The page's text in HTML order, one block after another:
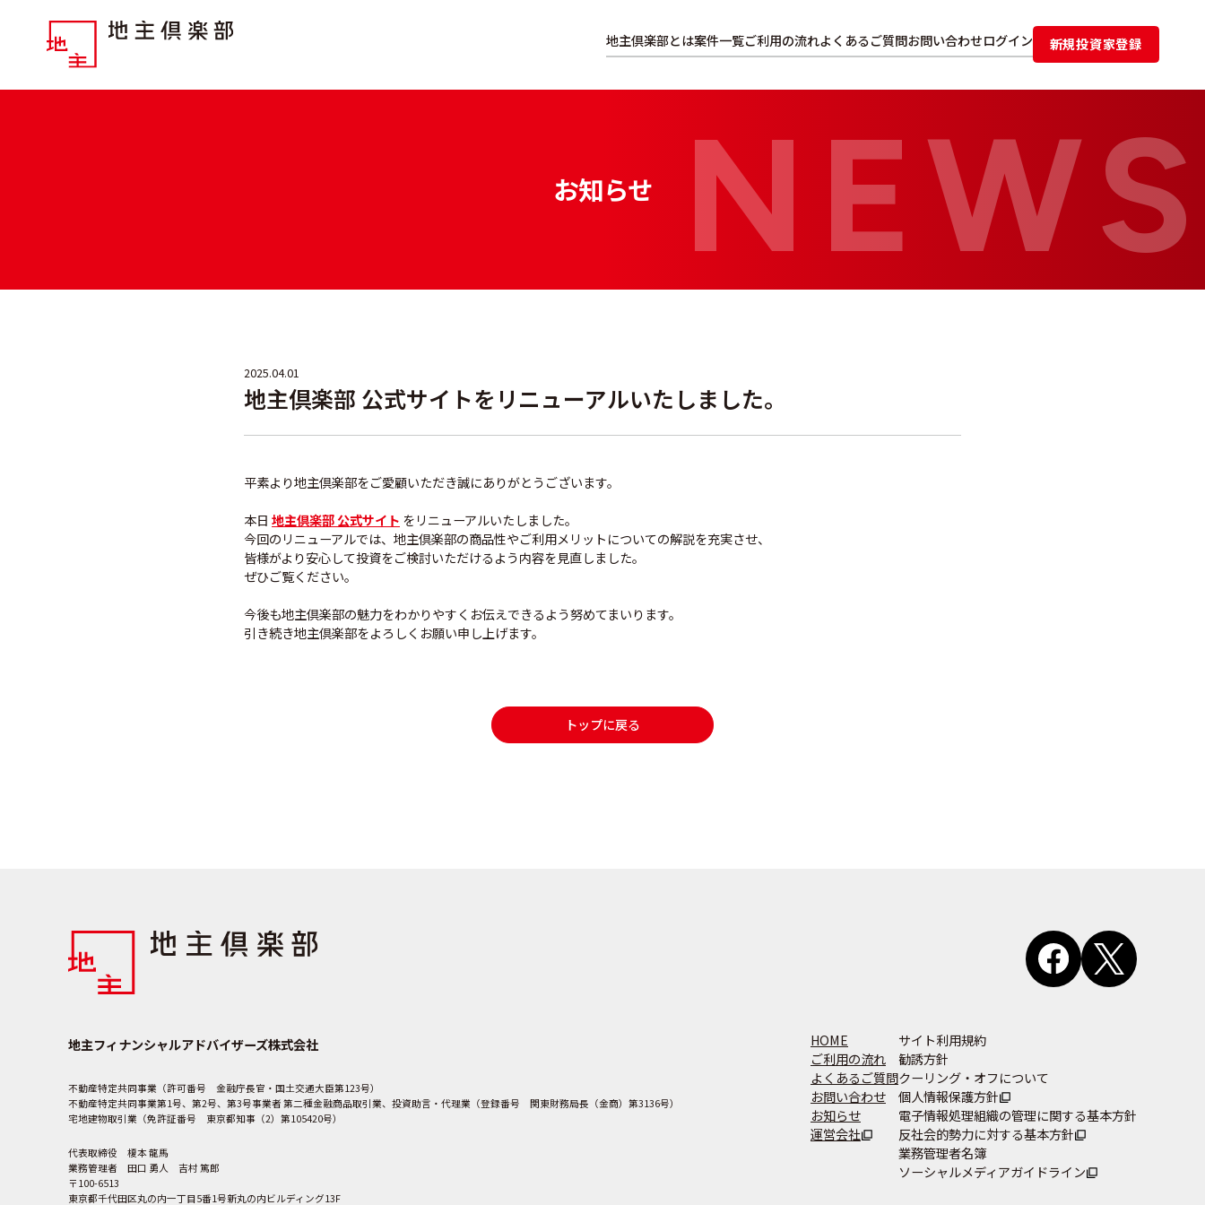
地主倶楽部とは案件一覧ご利用の流れよくあるご質問お問い合わせログイン 新規投資家登録
お知らせ
2025.04.01
地主倶楽部 公式サイトをリニューアルいたしました。
平素より地主倶楽部をご愛顧いただき誠にありがとうございます。
本日 地主倶楽部 公式サイト をリニューアルいたしました。
今回のリニューアルでは、地主倶楽部の商品性やご利用メリットについての解説を充実させ、
皆様がより安心して投資をご検討いただけるよう内容を見直しました。
ぜひご覧ください。
今後も地主倶楽部の魅力をわかりやすくお伝えできるよう努めてまいります。
引き続き地主倶楽部をよろしくお願い申し上げます。
トップに戻る
地主フィナンシャルアドバイザーズ株式会社
不動産特定共同事業（許可番号 金融庁長官・国土交通大臣第123号）
不動産特定共同事業第1号、第2号、第3号事業者 第二種金融商品取引業、投資助言・代理業（登録番号 関東財務局長（金商）第3136号）
宅地建物取引業（免許証番号 東京都知事（2）第105420号）
代表取締役 榎本 龍馬
業務管理者 田口 勇人 吉村 篤郎
〒100-6513
東京都千代田区丸の内一丁目5番1号新丸の内ビルディング13F
HOME
ご利用の流れ
よくあるご質問
お問い合わせ
お知らせ
運営会社
サイト利用規約
勧誘方針
クーリング・オフについて
個人情報保護方針
電子情報処理組織の管理に関する基本方針
反社会的勢力に対する基本方針
業務管理者名簿
ソーシャルメディアガイドライン